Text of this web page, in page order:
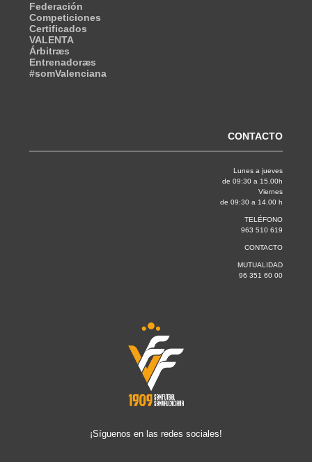
Federación
Competiciones
Certificados
VALENTA
Árbitræs
Entrenadoræs
#somValenciana
CONTACTO
Lunes a jueves
de 09:30 a 15.00h
Viernes
de 09:30 a 14.00 h
TELÉFONO
963 510 619
CONTACTO
MUTUALIDAD
96 351 60 00
¡Síguenos en las redes sociales!